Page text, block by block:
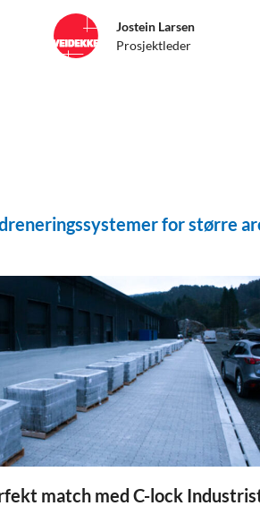
Jostein Larsen
Prosjektleder
for større
match med C-lock